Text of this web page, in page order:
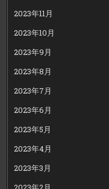
2023年11月
2023年10月
2023年9月
2023年8月
2023年7月
2023年6月
2023年5月
2023年4月
2023年3月